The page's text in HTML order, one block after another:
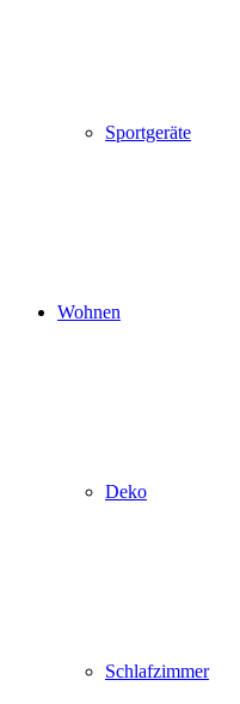
Sportgeräte
Wohnen
Deko
Schlafzimmer